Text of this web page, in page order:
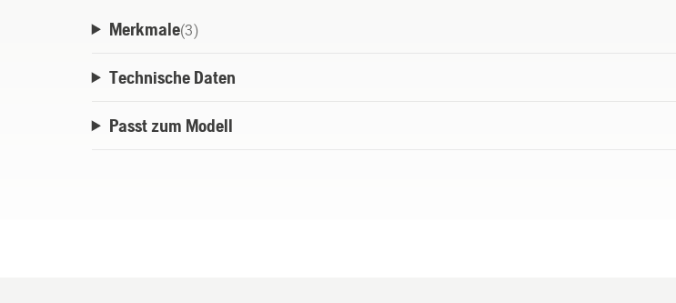
Merkmale(3)
Technische Daten
Passt zum Modell